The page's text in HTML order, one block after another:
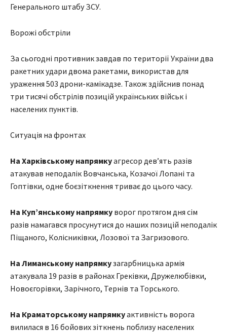
Генерального штабу ЗСУ.
Ворожі обстріли
За сьогодні противник завдав по території України два
ракетних удари двома ракетами, використав для
ураження 503 дрони-камікадзе. Також здійснив понад
три тисячі обстрілів позицій українських військ і
населених пунктів.
Ситуація на фронтах
На Харківському напрямкуагресор дев’ять разів
атакував неподалік Вовчанська, Козачої Лопані та
Гоптівки, одне боєзіткнення триває до цього часу.
На Куп’янському напрямку ворог протягом дня сім
разів намагався просунутися до наших позицій неподалік
Піщаного, Колісниківки, Лозової та Загризового.
На Лиманському напрямкузагарбницька армія
атакувала 19 разів в районах Греківки, Дружелюбівки,
Новоєгорівки, Зарічного, Тернів та Торського.
На Краматорському напрямкуактивність ворога
вилилася в 16 бойових зіткнень поблизу населених